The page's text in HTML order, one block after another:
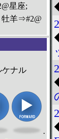
星座;
牡羊⇒#2@
ケナル
·